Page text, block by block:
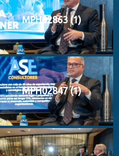
MPH02863 (1)
MPH02847 (1)